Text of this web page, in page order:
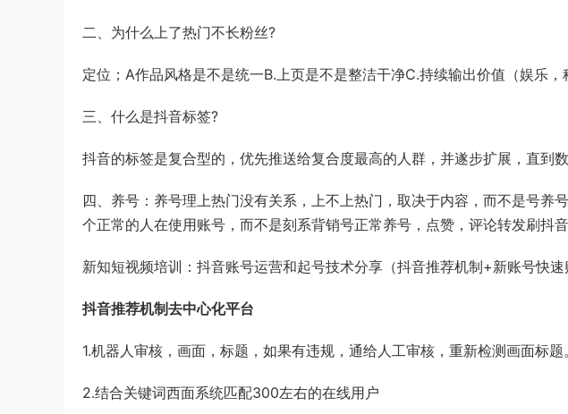
二、为什么上了热门不长粉丝?
定位；A作品风格是不是统一B.上页是不是整洁干净C.持续输出价值（娱乐，
三、什么是抖音标签?
抖音的标签是复合型的，优先推送给复合度最高的人群，并遂步扩展，直到数
四、养号：养号理上热门没有关系，上不上热门，取决于内容，而不是号养
个正常的人在使用账号，而不是刻系背销号正常养号，点赞，评论转发刷抖
新知短视频培训：抖音账号运营和起号技术分享（抖音推荐机制+新账号快速
抖音推荐机制去中心化平台
1.机器人审核，画面，标题，如果有违规，通给人工审核，重新检测画面标题。
2.结合关键词西面系统匹配300左右的在线用户